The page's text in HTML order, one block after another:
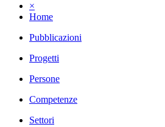
×
Home
Pubblicazioni
Progetti
Persone
Competenze
Settori